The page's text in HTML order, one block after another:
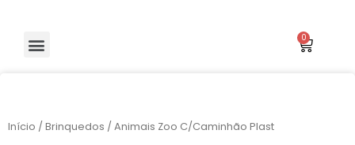
Início /Brinquedos / Animais Zoo C/Caminhão Plast